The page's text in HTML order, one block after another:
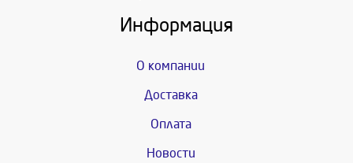
Информация
О компании
Доставка
Оплата
Новости